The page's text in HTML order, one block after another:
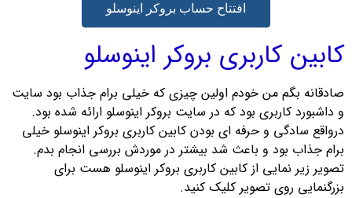
افتتاح حساب بروکر اینوسلو
کابین کاربری بروکر اینوسلو
صادقانه بگم من خودم اولین چیزی که خیلی برام جذاب بود سایت
و داشبورد کاربری بود که در سایت بروکر اینوسلو ارائه شده بود.
درواقع سادگی و حرفه ای بودن کابین کاربری بروکر اینوسلو خیلی
برام جذاب بود و باعث شد بیشتر در موردش بررسی انجام بدم.
تصویر زیر نمایی از کابین کاربری بروکر اینوسلو هست برای
بزرگنمایی روی تصویر کلیک کنید.